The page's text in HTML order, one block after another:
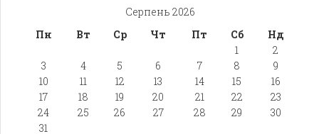
Серпень 2026
Пн
Вт Ср Чт Пт Сб
Нд
1
2
3
4 5 6 7 8
9
10
11 12 13 14 15
16
17
18 19 20 21 22
23
24
25 26 27 28 29
30
31